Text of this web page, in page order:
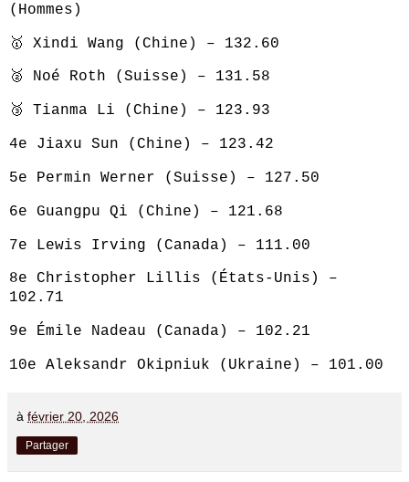
(Hommes)
🥇 Xindi Wang (Chine) – 132.60
🥈 Noé Roth (Suisse) – 131.58
🥉 Tianma Li (Chine) – 123.93
4e Jiaxu Sun (Chine) – 123.42
5e Permin Werner (Suisse) – 127.50
6e Guangpu Qi (Chine) – 121.68
7e Lewis Irving (Canada) – 111.00
8e Christopher Lillis (États‑Unis) –
102.71
9e Émile Nadeau (Canada) – 102.21
10e Aleksandr Okipniuk (Ukraine) – 101.00
à février 20, 2026
Partager